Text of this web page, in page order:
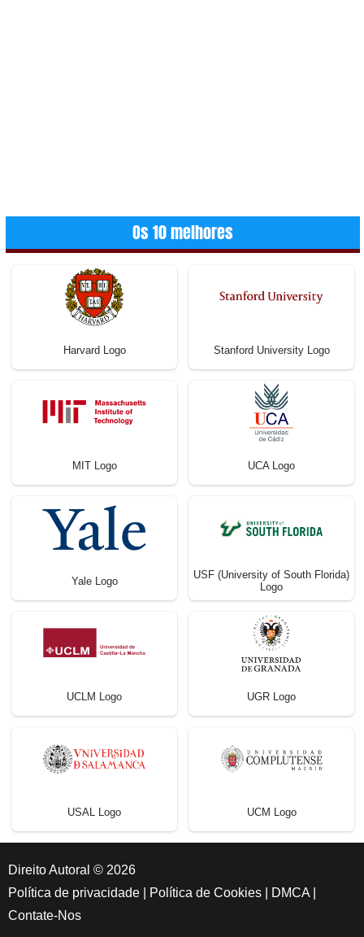
Os 10 melhores
Harvard Logo Stanford University Logo
MIT Logo UCA Logo
Yale Logo
USF (University of South Florida)
Logo
UCLM Logo UGR Logo
USAL Logo UCM Logo
Direito Autoral © 2026
Política de privacidade
Política de Cookies DMCA
Contate-Nos